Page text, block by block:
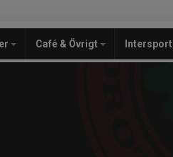
Café & Övrigt Intersport